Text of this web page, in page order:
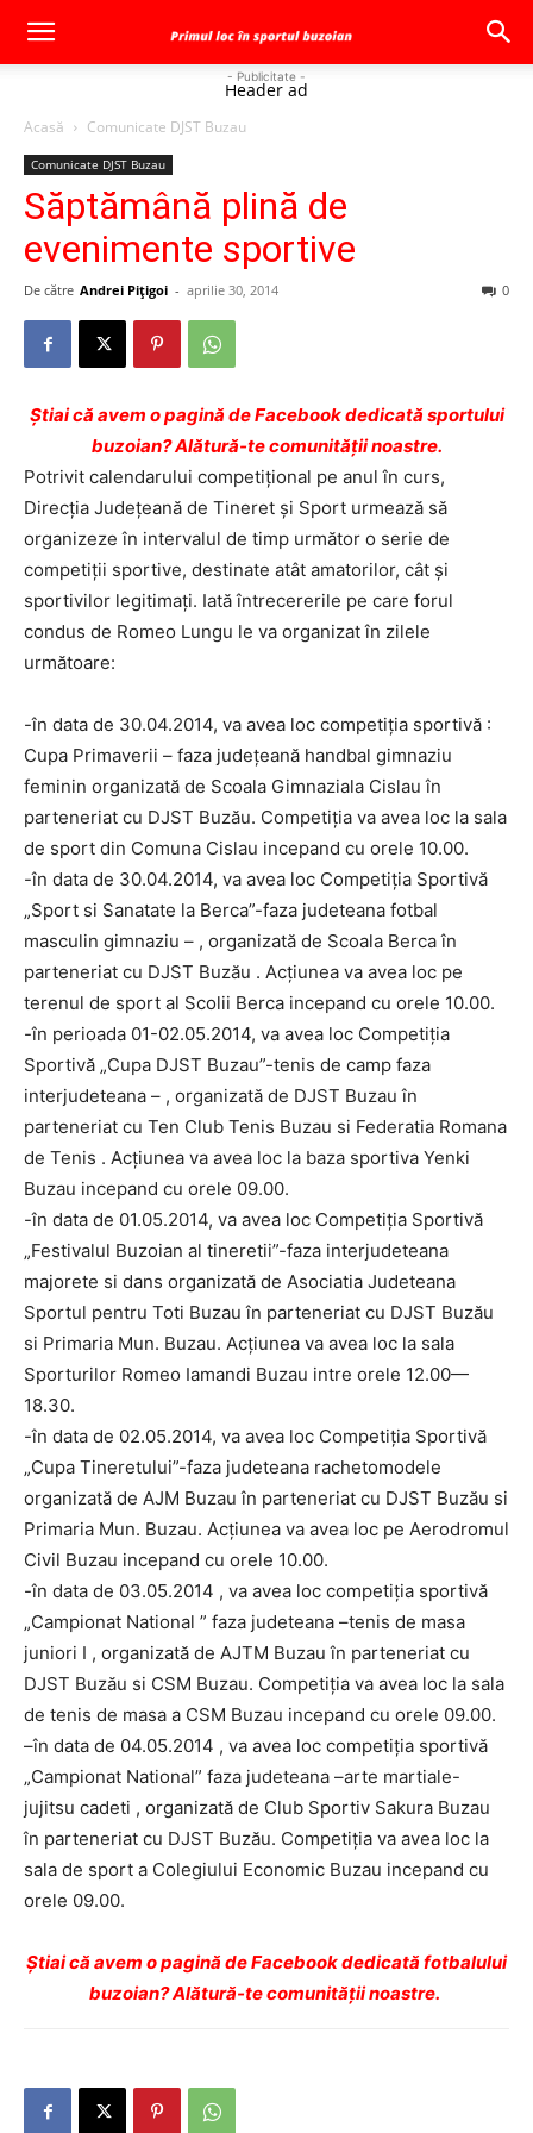
- Publicitate -
Header ad
Acasă Comunicate DJST Buzau
Comunicate DJST Buzau
Săptămână plină de
evenimente sportive
De către Andrei Pițigoi - aprilie 30, 2014 0
Ştiai că avem o pagină de Facebook dedicată sportului
buzoian? Alătură-te comunității noastre.
Potrivit calendarului competiţional pe anul în curs,
Direcţia Judeţeană de Tineret şi Sport urmează să
organizeze în intervalul de timp următor o serie de
competiţii sportive, destinate atât amatorilor, cât şi
sportivilor legitimaţi. Iată întrecererile pe care forul
condus de Romeo Lungu le va organizat în zilele
următoare:
-în data de 30.04.2014, va avea loc competiţia sportivă :
Cupa Primaverii – faza judeţeană handbal gimnaziu
feminin organizată de Scoala Gimnaziala Cislau în
parteneriat cu DJST Buzău. Competiţia va avea loc la sala
de sport din Comuna Cislau incepand cu orele 10.00.
-în data de 30.04.2014, va avea loc Competiţia Sportivă
„Sport si Sanatate la Berca”-faza judeteana fotbal
masculin gimnaziu – , organizată de Scoala Berca în
parteneriat cu DJST Buzău . Acţiunea va avea loc pe
terenul de sport al Scolii Berca incepand cu orele 10.00.
-în perioada 01-02.05.2014, va avea loc Competiţia
Sportivă „Cupa DJST Buzau”-tenis de camp faza
interjudeteana – , organizată de DJST Buzau în
parteneriat cu Ten Club Tenis Buzau si Federatia Romana
de Tenis . Acţiunea va avea loc la baza sportiva Yenki
Buzau incepand cu orele 09.00.
-în data de 01.05.2014, va avea loc Competiţia Sportivă
„Festivalul Buzoian al tineretii”-faza interjudeteana
majorete si dans organizată de Asociatia Judeteana
Sportul pentru Toti Buzau în parteneriat cu DJST Buzău
si Primaria Mun. Buzau. Acţiunea va avea loc la sala
Sporturilor Romeo Iamandi Buzau intre orele 12.00—
18.30.
-în data de 02.05.2014, va avea loc Competiţia Sportivă
„Cupa Tineretului”-faza judeteana rachetomodele
organizată de AJM Buzau în parteneriat cu DJST Buzău si
Primaria Mun. Buzau. Acţiunea va avea loc pe Aerodromul
Civil Buzau incepand cu orele 10.00.
-în data de 03.05.2014 , va avea loc competiţia sportivă
„Campionat National ” faza judeteana –tenis de masa
juniori I , organizată de AJTM Buzau în parteneriat cu
DJST Buzău si CSM Buzau. Competiţia va avea loc la sala
de tenis de masa a CSM Buzau incepand cu orele 09.00.
–în data de 04.05.2014 , va avea loc competiţia sportivă
„Campionat National” faza judeteana –arte martiale-
jujitsu cadeti , organizată de Club Sportiv Sakura Buzau
în parteneriat cu DJST Buzău. Competiţia va avea loc la
sala de sport a Colegiului Economic Buzau incepand cu
orele 09.00.
Ştiai că avem o pagină de Facebook dedicată fotbalului
buzoian? Alătură-te comunității noastre.